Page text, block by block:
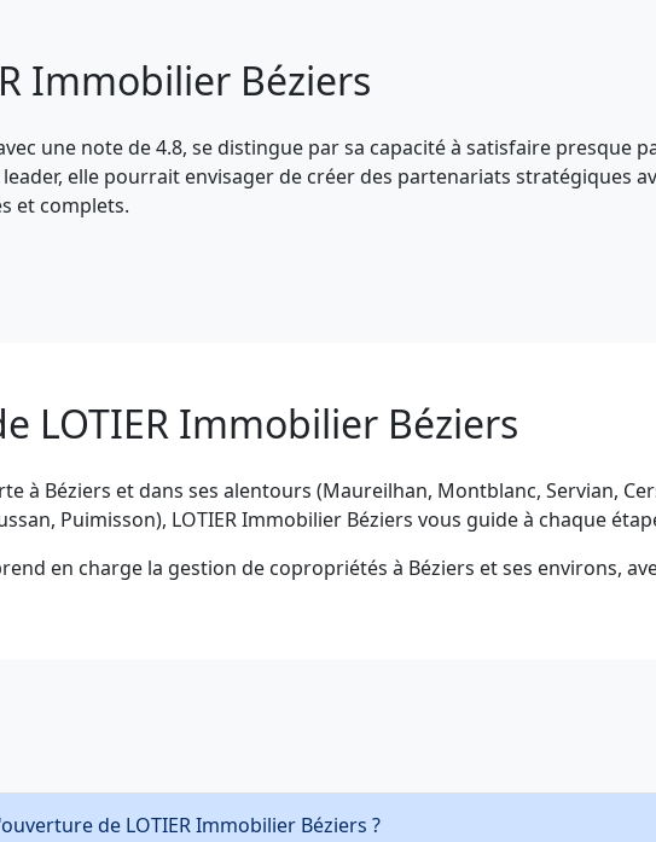
Immobilier Béziers
une note de 4.8, se distingue par sa capacité à satisfaire presque
elle pourrait envisager de créer des partenariats stratégiques
et complets.
LOTIER Immobilier Béziers
à Béziers et dans ses alentours (Maureilhan, Montblanc, Servian,
Puimisson), LOTIER Immobilier Béziers vous guide à chaque
en charge la gestion de copropriétés à Béziers et ses environs,
de LOTIER Immobilier Béziers ?